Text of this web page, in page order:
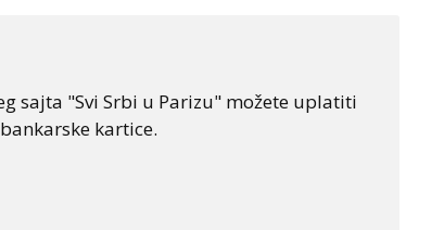
sajta "Svi Srbi u Parizu" možete uplatiti
kartice.